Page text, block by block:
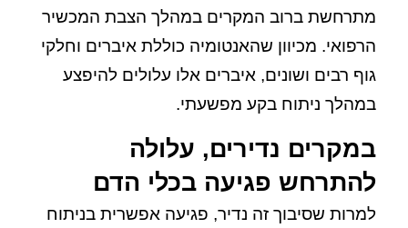
מתרחשת ברוב המקרים במהלך הצבת המכשיר
הרפואי. מכיוון שהאנטומיה כוללת איברים וחלקי
גוף רבים ושונים, איברים אלו עלולים להיפצע
במהלך ניתוח בקע מפשעתי.
במקרים נדירים, עלולה
להתרחש פגיעה בכלי הדם
למרות שסיבוך זה נדיר, פגיעה אפשרית בניתוח